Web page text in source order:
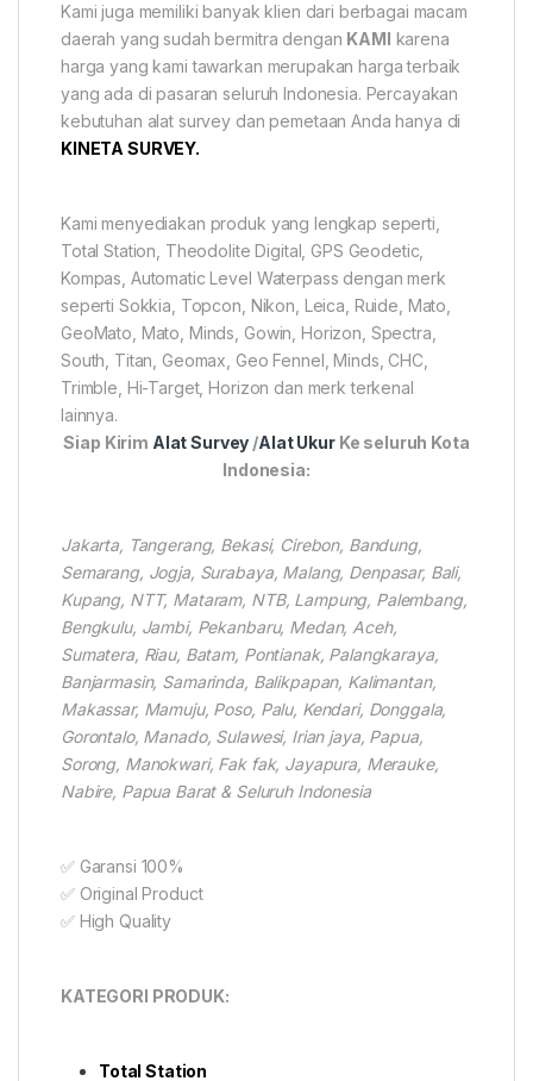
Kami juga memiliki banyak klien dari berbagai macam
daerah yang sudah bermitra dengan KAMI karena
harga yang kami tawarkan merupakan harga terbaik
yang ada di pasaran seluruh Indonesia. Percayakan
kebutuhan alat survey dan pemetaan Anda hanya di
KINETA SURVEY.
Kami menyediakan produk yang lengkap seperti,
Total Station, Theodolite Digital, GPS Geodetic,
Kompas, Automatic Level Waterpass dengan merk
seperti Sokkia, Topcon, Nikon, Leica, Ruide, Mato,
GeoMato, Mato, Minds, Gowin, Horizon, Spectra,
South, Titan, Geomax, Geo Fennel, Minds, CHC,
Trimble, Hi-Target, Horizon dan merk terkenal
lainnya.
Siap Kirim Alat Survey /Alat UkurKe seluruh Kota
Indonesia:
Jakarta, Tangerang, Bekasi, Cirebon, Bandung,
Semarang, Jogja, Surabaya, Malang, Denpasar, Bali,
Kupang, NTT, Mataram, NTB, Lampung, Palembang,
Bengkulu, Jambi, Pekanbaru, Medan, Aceh,
Sumatera, Riau, Batam, Pontianak, Palangkaraya,
Banjarmasin, Samarinda, Balikpapan, Kalimantan,
Makassar, Mamuju, Poso, Palu, Kendari, Donggala,
Gorontalo, Manado, Sulawesi, Irian jaya, Papua,
Sorong, Manokwari, Fak fak, Jayapura, Merauke,
Nabire, Papua Barat & Seluruh Indonesia
✅ Garansi 100%
✅ Original Product
✅ High Quality
KATEGORI PRODUK:
Total Station